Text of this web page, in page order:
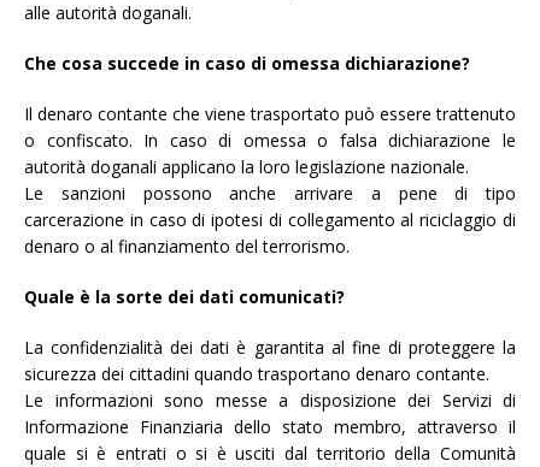
alle autorità doganali.
Che cosa succede in caso di omessa dichiarazione?
Il denaro contante che viene trasportato può essere trattenuto
o confiscato. In caso di omessa o falsa dichiarazione le
autorità doganali applicano la loro legislazione nazionale.
Le sanzioni possono anche arrivare a pene di tipo
carcerazione in caso di ipotesi di collegamento al riciclaggio di
denaro o al finanziamento del terrorismo.
Quale è la sorte dei dati comunicati?
La confidenzialità dei dati è garantita al fine di proteggere la
sicurezza dei cittadini quando trasportano denaro contante.
Le informazioni sono messe a disposizione dei Servizi di
Informazione Finanziaria dello stato membro, attraverso il
quale si è entrati o si è usciti dal territorio della Comunità